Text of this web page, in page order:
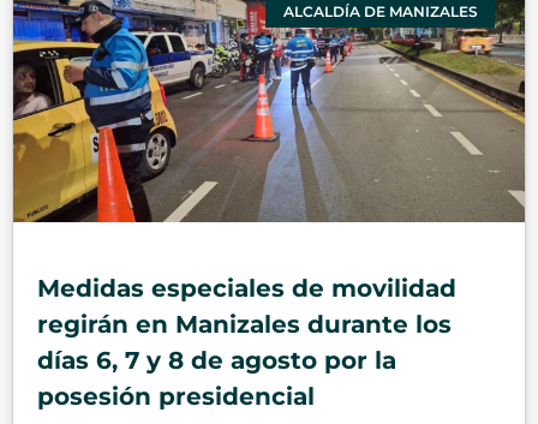
ALCALDÍA DE MANIZALES
Medidas especiales de movilidad
regirán en Manizales durante los
días 6, 7 y 8 de agosto por la
posesión presidencial